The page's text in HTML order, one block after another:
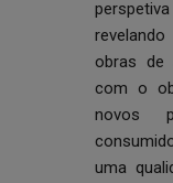
obras de
com o
novos
uma